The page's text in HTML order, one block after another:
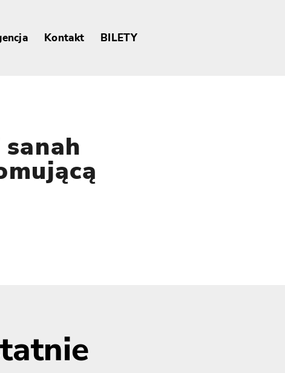
Kontakt BILETY